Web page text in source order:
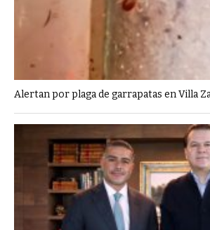
Alertan por plaga de garrapatas en Villa